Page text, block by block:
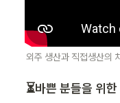
외주 생산과 직접생산의
⏳바쁜 분들을 위